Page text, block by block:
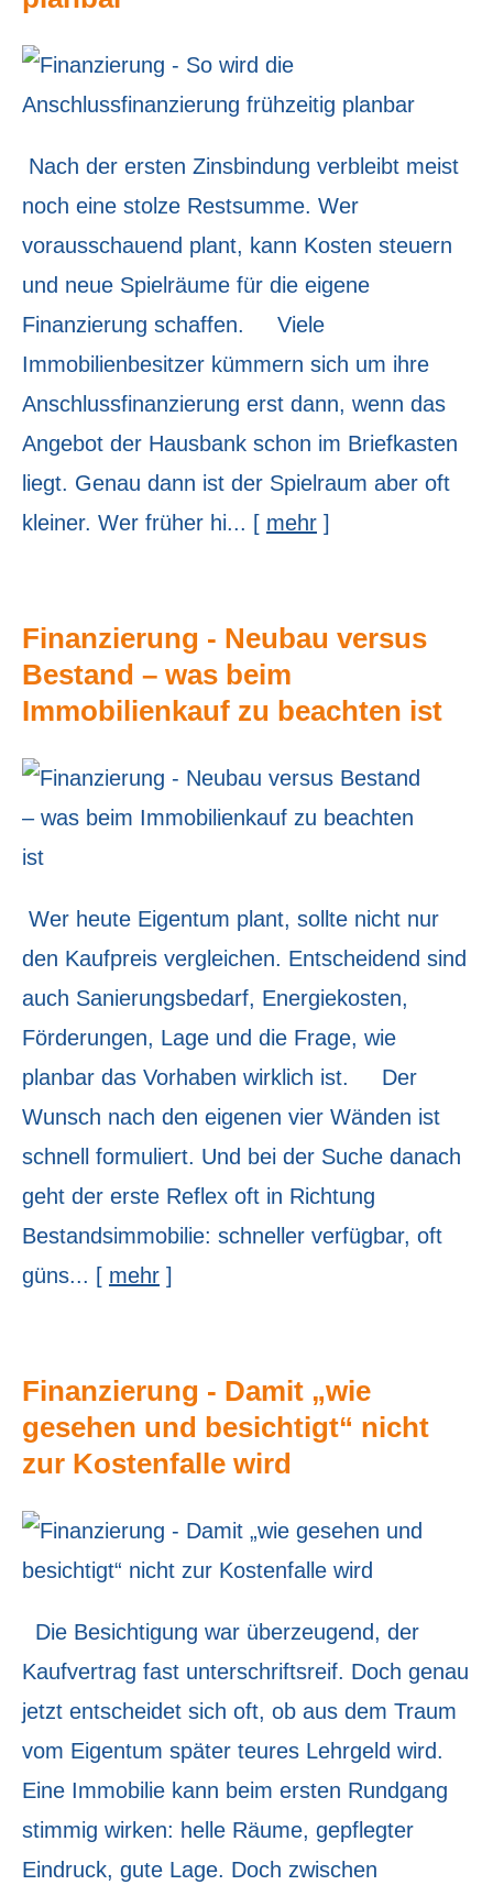
Nach der ersten Zinsbindung verbleibt meist
noch eine stolze Restsumme. Wer
vorausschauend plant, kann Kosten steuern
und neue Spielräume für die eigene
Finanzierung schaffen. Viele
Immobilienbesitzer kümmern sich um ihre
Anschlussfinanzierung erst dann, wenn das
Angebot der Hausbank schon im Briefkasten
liegt. Genau dann ist der Spielraum aber oft
kleiner. Wer früher hi... [ mehr ]
Finanzierung - Neubau versus
Bestand – was beim
Immobilienkauf zu beachten ist
Wer heute Eigentum plant, sollte nicht nur
den Kaufpreis ver­gleichen. Entscheidend sind
auch Sanierungsbedarf, Energiekosten,
Förderungen, Lage und die Frage, wie
planbar das Vorhaben wirklich ist. Der
Wunsch nach den eigenen vier Wänden ist
schnell formuliert. Und bei der Suche danach
geht der erste Reflex oft in Richtung
Bestandsimmobilie: schneller verfügbar, oft
güns... [ mehr ]
Finanzierung - Damit „wie
gesehen und besichtigt“ nicht
zur Kostenfalle wird
Die Besichtigung war überzeugend, der
Kaufvertrag fast unterschriftsreif. Doch genau
jetzt entscheidet sich oft, ob aus dem Traum
vom Eigentum später teures Lehrgeld wird.
Eine Immobilie kann beim ersten Rundgang
stimmig wirken: helle Räume, gepflegter
Eindruck, gute Lage. Doch zwischen